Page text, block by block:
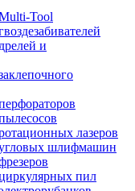
Tool
и
лазеров
шлифмашин
пил